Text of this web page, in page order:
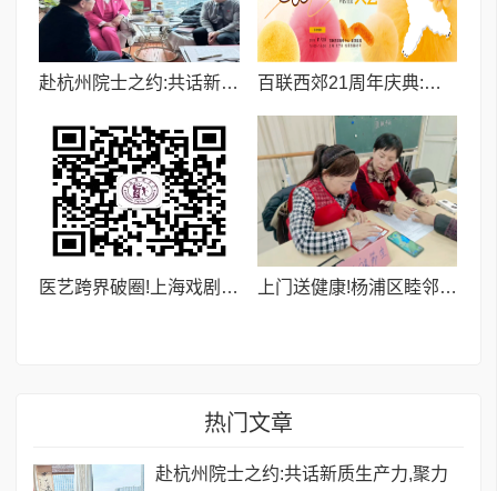
赴杭州院士之约:共话新质生产力,聚力院士强国 百联西郊21周年庆典:萌宠齐聚,声艺竞秀,共绘社区生活新图景
医艺跨界破圈!上海戏剧学院重磅推出“医艺同源”融合课堂,解锁身心共愈新范式 上门送健康!杨浦区睦邻小区开展睡眠健康专项预警筛查
热门文章
赴杭州院士之约:共话新质生产力,聚力